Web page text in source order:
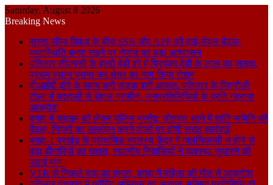
Saturday, August 8 2026
Breaking News
सुस्ता सीमा विवाद के बीच SSB और APF की हाई-लेवल बैठक,
यथास्थिति बनाए रखने पर नेपाल का बड़ा आश्वासन
पतिलार सीएचसी के हेल्दी बेबी शो में प्रियंका देवी के लाल का जलवा,
प्रथम स्थान प्राप्त कर क्षेत्र का नाम किया रोशन
वीआईपी दौरे के समय बनी सड़क बनी आफत, पतिलार के मिश्रौली
टोला में बदहाली से बेहाल ग्रामीण, जनप्रतिनिधियों के प्रति गहराया
आक्रोश
बगहा में चहलूम को लेकर पुलिस मुस्तैद: चौतरवा थाने में शांति समिति की
बैठक, नियमों का उल्लंघन करने वालों पर होगी सख्त कार्रवाई
बगहा-1 प्रखंड के प्राथमिक स्वास्थ्य केंद्र में जलनिकासी न होने से
बढ़ा बीमारियों का खतरा, स्थानीय निवासियों ने व्यवस्था सुधारने की
उठाई मांग।
VTR से निकले बाघ का हमला, बगहा में महिला की मौत से आक्रोश